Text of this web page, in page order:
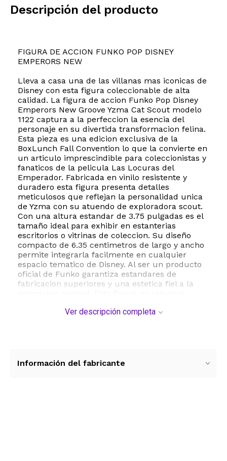
Descripción del producto
FIGURA DE ACCION FUNKO POP DISNEY
EMPERORS NEW
Lleva a casa una de las villanas mas iconicas de
Disney con esta figura coleccionable de alta
calidad. La figura de accion Funko Pop Disney
Emperors New Groove Yzma Cat Scout modelo
1122 captura a la perfeccion la esencia del
personaje en su divertida transformacion felina.
Esta pieza es una edicion exclusiva de la
BoxLunch Fall Convention lo que la convierte en
un articulo imprescindible para coleccionistas y
fanaticos de la pelicula Las Locuras del
Emperador. Fabricada en vinilo resistente y
duradero esta figura presenta detalles
meticulosos que reflejan la personalidad unica
de Yzma con su atuendo de exploradora scout.
Con una altura estandar de 3.75 pulgadas es el
tamaño ideal para exhibir en estanterias
escritorios o vitrinas de coleccion. Su diseño
compacto de 6.35 centimetros de largo y ancho
permite integrarla facilmente en cualquier
espacio tematico de Disney. Al ser un producto
oficial de Funko garantiza estandares de
fabricacion superiores y una estetica fiel a la
siendo un regalo perfecto tanto para niños como
humor a tu coleccion con esta version exclusiva
Ver descripción completa
Información del fabricante